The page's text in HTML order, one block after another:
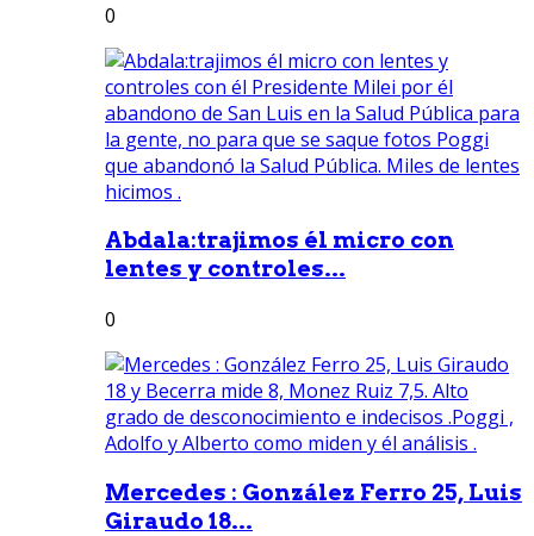
0
Abdala:trajimos él micro con
lentes y controles...
0
Mercedes : González Ferro 25, Luis
Giraudo 18...